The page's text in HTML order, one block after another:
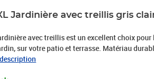
Jardinière avec treillis gris
avec treillis est un excellent choix
sur votre patio et terrasse. Matériau
populaire qui est également l'un des